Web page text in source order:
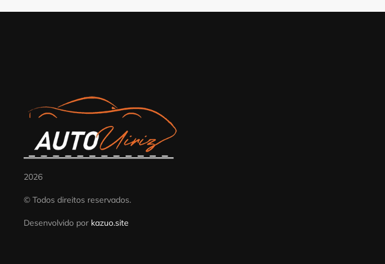
2026
© Todos direitos reservados.
Desenvolvido por kazuo.site